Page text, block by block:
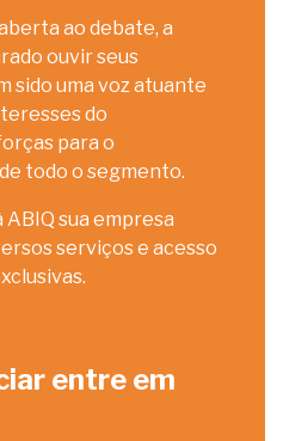
ao debate, a
ouvir seus
sido uma voz atuante
do
para o
todo o segmento.
ABIQ sua empresa
serviços e acesso
entre em